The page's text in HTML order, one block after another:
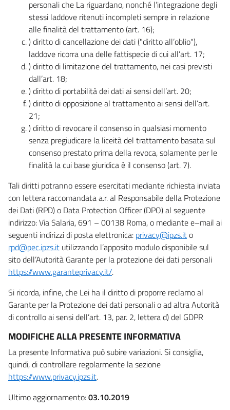
personali che La riguardano, nonché l’integrazione degli
stessi laddove ritenuti incompleti sempre in relazione
alle finalità del trattamento (art. 16);
) diritto di cancellazione dei dati ("diritto all’oblio"),
laddove ricorra una delle fattispecie di cui all’art. 17;
) diritto di limitazione del trattamento, nei casi previsti
dall’art. 18;
) diritto di portabilità dei dati ai sensi dell’art. 20;
) diritto di opposizione al trattamento ai sensi dell’art.
21;
) diritto di revocare il consenso in qualsiasi momento
senza pregiudicare la liceità del trattamento basata sul
consenso prestato prima della revoca, solamente per le
finalità la cui base giuridica è il consenso (art. 7).
Tali diritti potranno essere esercitati mediante richiesta inviata
con lettera raccomandata a.r. al Responsabile della Protezione
dei Dati (RPD) o Data Protection Officer (DPO) al seguente
indirizzo: Via Salaria, 691 – 00138 Roma, o mediante e–mail ai
seguenti indirizzi di posta elettronica: privacy@ipzs.ito
rpd@pec.ipzs.it utilizzando l’apposito modulo disponibile sul
sito dell’Autorità Garante per la protezione dei dati personali
https://www.garanteprivacy.it/.
Si ricorda, infine, che Lei ha il diritto di proporre reclamo al
Garante per la Protezione dei dati personali o ad altra Autorità
di controllo ai sensi dell’art. 13, par. 2, lettera d) del GDPR
MODIFICHE ALLA PRESENTE INFORMATIVA
La presente Informativa può subire variazioni. Si consiglia,
quindi, di controllare regolarmente la sezione
https://www.privacy.ipzs.it.
Ultimo aggiornamento:03.10.2019